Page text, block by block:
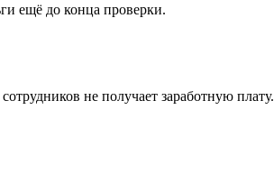
ещё до конца проверки.
не получает заработную плату.